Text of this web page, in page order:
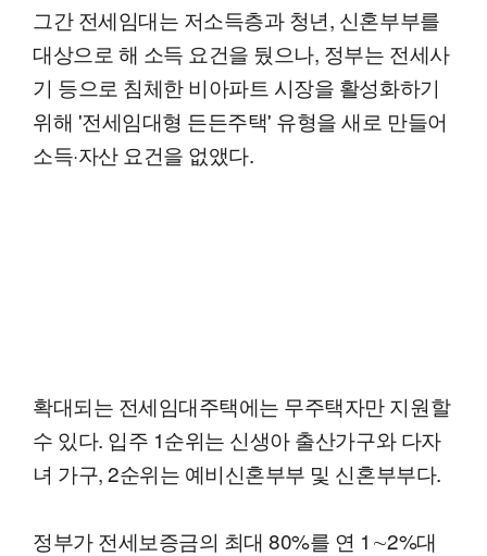
그간 전세임대는 저소득층과 청년, 신혼부부를
대상으로 해 소득 요건을 뒀으나, 정부는 전세사
기 등으로 침체한 비아파트 시장을 활성화하기
위해 '전세임대형 든든주택' 유형을 새로 만들어
소득·자산 요건을 없앴다.
확대되는 전세임대주택에는 무주택자만 지원할
수 있다. 입주 1순위는 신생아 출산가구와 다자
녀 가구, 2순위는 예비신혼부부 및 신혼부부다.
정부가 전세보증금의 최대 80%를 연 1∼2%대